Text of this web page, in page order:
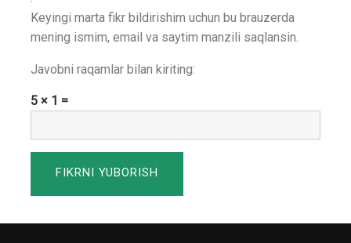
Keyingi marta fikr bildirishim uchun bu brauzerda
mening ismim, email va saytim manzili saqlansin.
Javobni raqamlar bilan kiriting:
5 × 1 =